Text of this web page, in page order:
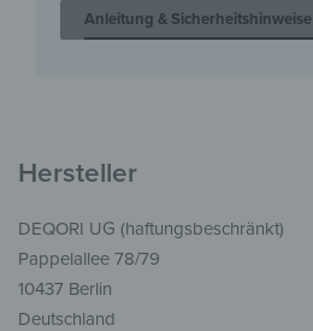
Anleitung & Sicherheitshinweise
Hersteller
DEQORI UG (haftungsbeschränkt)
Pappelallee 78/79
10437 Berlin
Deutschland